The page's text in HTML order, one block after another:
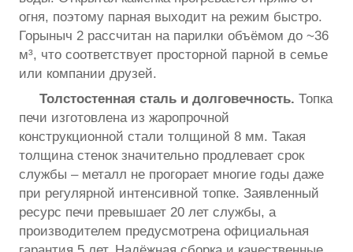
огня, поэтому парная выходит на режим быстро.
Горыныч 2 рассчитан на парилки объёмом до ~36
м³, что соответствует просторной парной в семье
или компании друзей.
Толстостенная сталь и долговечность. Топка
печи изготовлена из жаропрочной
конструкционной стали толщиной 8 мм. Такая
толщина стенок значительно продлевает срок
службы – металл не прогорает многие годы даже
при регулярной интенсивной топке. Заявленный
ресурс печи превышает 20 лет службы, а
производителем предусмотрена официальная